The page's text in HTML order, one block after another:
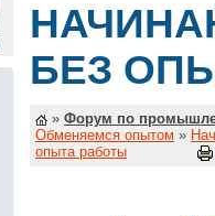
БЕЗ
» Форум по
Обменяемся опытом »
опыта работы